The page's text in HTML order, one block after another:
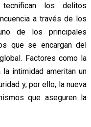
los delitos
a través de los
de los principales
que se encargan del
Factores como la
intimidad ameritan un
y, por ello, la nueva
que aseguren la